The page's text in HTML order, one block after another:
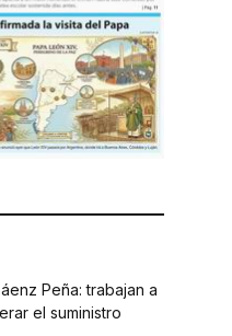
Peña: trabajan a
el suministro